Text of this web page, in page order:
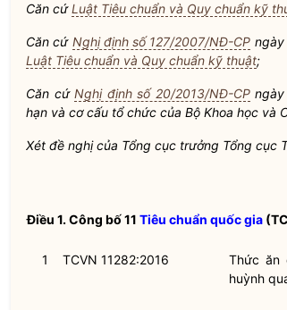
Căn cứLuật Tiêu chuẩn và Quy chuẩn kỹ
Căn cứ Nghị định số 127/2007/NĐ-CP ngày
Luật Tiêu chuẩn và Quy chuẩn kỹ thuật;
Căn cứNghị định số 20/2013/NĐ-CPngày
hạn và cơ cấu tổ chức của Bộ Khoa học và
Xét đề nghị của Tổng cục trưởng Tổng cục
Điều 1.Công bố 11 Tiêu chuẩn quốc gia
1 TCVN 11282:2016
Thức ăn
huỳnh